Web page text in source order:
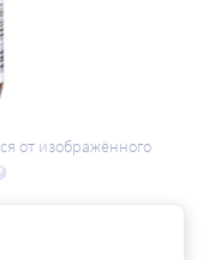
от изображённого